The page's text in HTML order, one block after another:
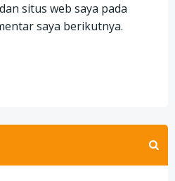
situs web saya pada
saya berikutnya.